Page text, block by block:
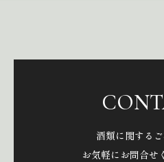
酒類に関するご
お気軽にお問合せ